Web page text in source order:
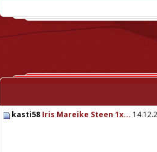
kasti58 Iris Mareike Steen 1x...